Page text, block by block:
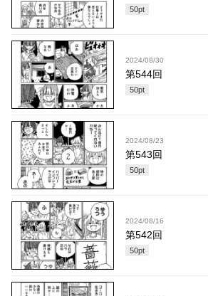
50pt
2024/08/30
第544回
50pt
2024/08/23
第543回
50pt
2024/08/16
第542回
50pt